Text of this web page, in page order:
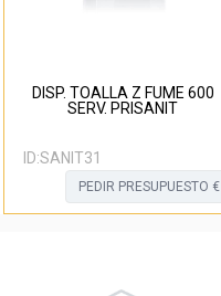
DISP. TOALLA Z FUME 600
SERV. PRISANIT
ID:SANIT31
PEDIR PRESUPUESTO €